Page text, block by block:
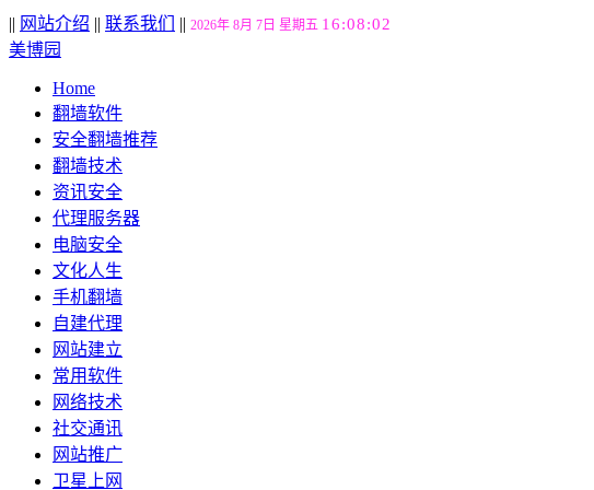
|| 网站介绍 || 联系我们 || 2026年 8月 7日 星期五 16:08:03
美博园
Home
翻墙软件
安全翻墙推荐
翻墙技术
资讯安全
代理服务器
电脑安全
文化人生
手机翻墙
自建代理
网站建立
常用软件
网络技术
社交通讯
网站推广
卫星上网